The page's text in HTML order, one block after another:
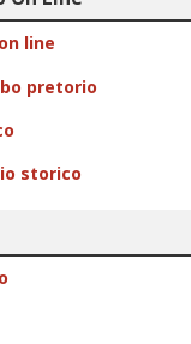
line
pretorio
storico